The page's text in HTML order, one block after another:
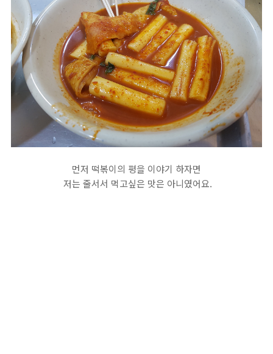
먼저 떡볶이의 평을 이야기 하자면
저는 줄서서 먹고싶은 맛은 아니였어요.